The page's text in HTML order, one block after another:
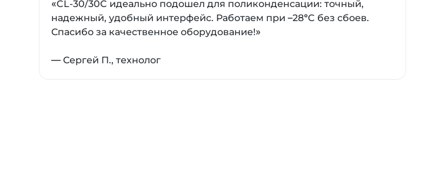
гликолевыми смесями (этиленгликоль 30-50% для –30…0°C) и
внешний датчик PT1000 для контроля температуры образца.
«CL-30/30C идеально подошел для поликонденсации: точный,
надежный, удобный интерфейс. Работаем при –28°C без сбоев.
Спасибо за качественное оборудование!»
— Сергей П., технолог